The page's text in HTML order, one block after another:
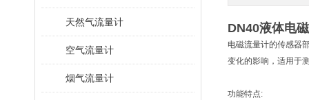
天然气流量计
空气流量计
烟气流量计
DN40液体电
电磁流量计的传感器
变化的影响，适用于
功能特点: